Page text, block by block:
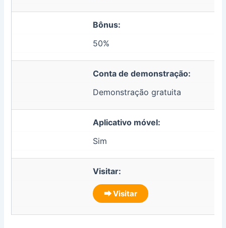
Bônus:
50%
Conta de demonstração:
Demonstração gratuita
Aplicativo móvel:
Sim
Visitar:
⮕ Visitar